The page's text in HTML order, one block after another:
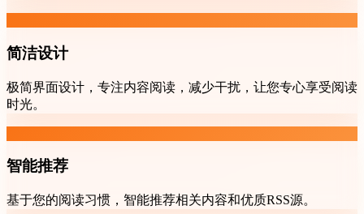
简洁设计
极简界面设计，专注内容阅读，减少干扰，让您专心享受阅读
时光。
智能推荐
基于您的阅读习惯，智能推荐相关内容和优质RSS源。